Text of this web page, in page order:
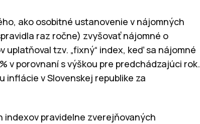
ako osobitné ustanovenie v nájomných
raz ročne) zvyšovať nájomné o
tzv. „fixný“ index, keď sa nájomné
v porovnaní s výškou pre predchádzajúci rok.
inflácie v Slovenskej republike za
pravidelne zverejňovaných